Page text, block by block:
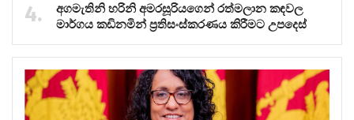
අගමැතිනි හරිනි අමරසූරියගෙන් රත්මලාන කඳවල
මාර්ගය කඩිනමින් ප්‍රතිසංස්කරණය කිරීමට උපදෙස්